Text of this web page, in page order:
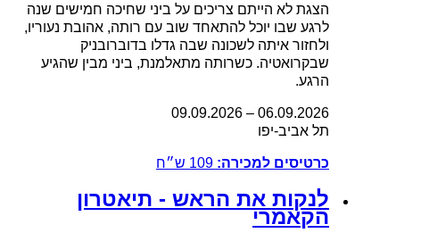
הצגת לא הייתם צריכים על ביני שחיכה חמישים שנה
לרגע שבו יוכל להתאחד שוב עם רותה, אהובת נעוריו,
ולחזור איתה לשכונה שבה גדלו בדוברובניק
שבקרואטיה. כשרותה מתאלמנת, ביני מבין שהגיע
הרגע.
06.09.2026
–
09.09.2026
תל אביב-יפו
כרטיסים למכירה: 109 ש״ח
לנקות את הראש - תיאטרון
הקאמרי